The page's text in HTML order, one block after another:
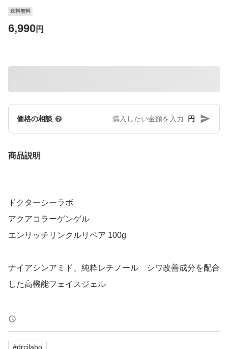
送料無料
6,990円
価格の相談 円
商品説明
ドクターシーラボ
アクアコラーゲンゲル
エンリッチリンクルリペア 100g
ナイアシンアミド、純粋レチノール シワ改善成分を配合
した高機能フェイスジェル
新品 未開封
#drcilabo